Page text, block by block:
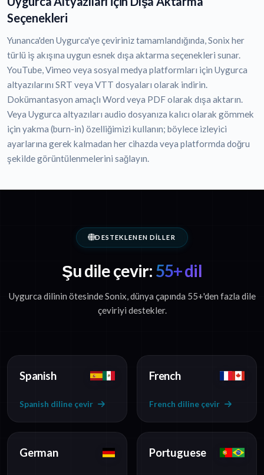
Seçenekleri
Yunanca'den Uygurca'ye çeviriniz tamamlandığında, Sonix her
türlü iş akışına uygun esnek dışa aktarma seçenekleri sunar.
YouTube, Vimeo veya sosyal medya platformları için Uygurca
altyazılarını SRT veya VTT dosyaları olarak indirin.
Dokümantasyon amaçlı Word veya PDF olarak dışa aktarın.
Veya Uygurca altyazıları audio dosyanıza kalıcı olarak gömmek
için yakma (burn-in) özelliğimizi kullanın; böylece izleyici
ayarlarına gerek kalmadan her cihazda veya platformda doğru
şekilde görüntülenmelerini sağlayın.
DESTEKLENEN DILLER
Şu dile çevir: 55+ dil
Uygurca dilinin ötesinde Sonix, dünya çapında 55+'den fazla dile
çeviriyi destekler.
Spanish
Spanish diline çevir
French
French diline çevir
German Portuguese